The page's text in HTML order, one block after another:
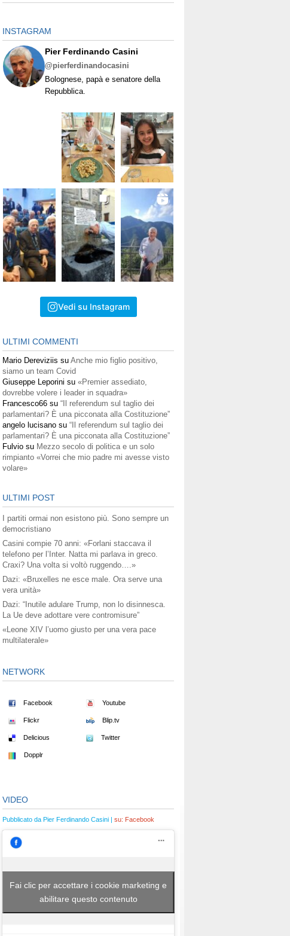
INSTAGRAM
Pier Ferdinando Casini
@pierferdinandocasini
Bolognese, papà e senatore della
Repubblica.
Vedi su Instagram
ULTIMI COMMENTI
Mario Dereviziis su Anche mio figlio positivo,
siamo un team Covid
Giuseppe Leporini su «Premier assediato,
dovrebbe volere i leader in squadra»
Francesco66 su “Il referendum sul taglio dei
parlamentari? È una picconata alla Costituzione”
angelo lucisano su “Il referendum sul taglio dei
parlamentari? È una picconata alla Costituzione”
Fulvio su Mezzo secolo di politica e un solo
rimpianto «Vorrei che mio padre mi avesse visto
volare»
ULTIMI POST
I partiti ormai non esistono più. Sono sempre un
democristiano
Casini compie 70 anni: «Forlani staccava il
telefono per l’Inter. Natta mi parlava in greco.
Craxi? Una volta si voltò ruggendo….»
Dazi: «Bruxelles ne esce male. Ora serve una
vera unità»
Dazi: “Inutile adulare Trump, non lo disinnesca.
La Ue deve adottare vere contromisure”
«Leone XIV l’uomo giusto per una vera pace
multilaterale»
NETWORK
Facebook Youtube
Flickr Blip.tv
Delicious Twitter
Dopplr
VIDEO
Pubblicato da Pier Ferdinando Casini | su: Facebook
Fai clic per accettare i cookie marketing e
abilitare questo contenuto